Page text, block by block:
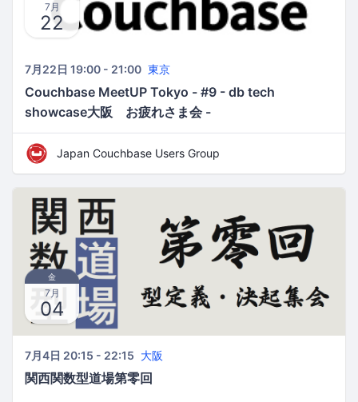
7月
22
7月22日 19:00 - 21:00 東京
Couchbase MeetUP Tokyo - #9 - db tech
showcase大阪 お疲れさま会 -
Japan Couchbase Users Group
金
7月
04
7月4日 20:15 - 22:15 大阪
関西関数型道場第零回